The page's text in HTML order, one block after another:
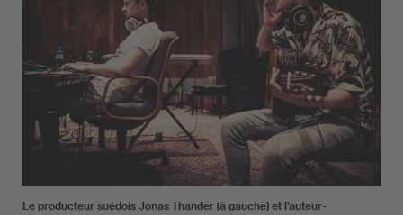
Le producteur suédois Jonas Thander (à gauche) et l’auteur-